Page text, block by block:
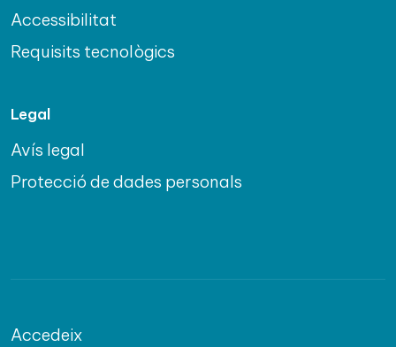
Accessibilitat
Requisits tecnològics
Legal
Avís legal
Protecció de dades personals
Accedeix